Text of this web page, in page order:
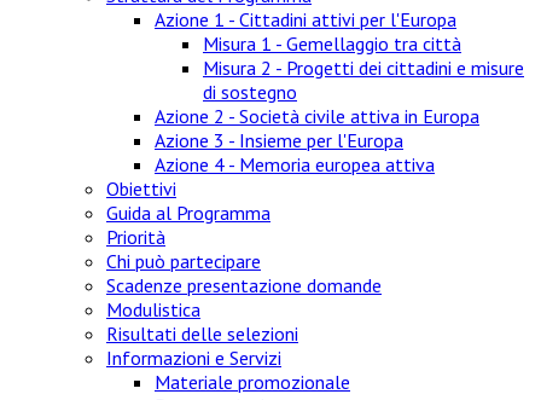
Azione 1 - Cittadini attivi per l'Europa
Misura 1 - Gemellaggio tra città
Misura 2 - Progetti dei cittadini e misure
di sostegno
Azione 2 - Società civile attiva in Europa
Azione 3 - Insieme per l'Europa
Azione 4 - Memoria europea attiva
Obiettivi
Guida al Programma
Priorità
Chi può partecipare
Scadenze presentazione domande
Modulistica
Risultati delle selezioni
Informazioni e Servizi
Materiale promozionale